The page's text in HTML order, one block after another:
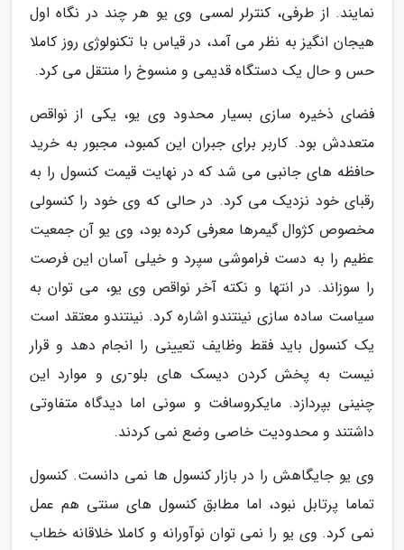
نمایند. از طرفی، کنترلر لمسی وی یو هر چند در نگاه اول
هیجان انگیز به نظر می آمد، در قیاس با تکنولوژی روز کاملا
حس و حال یک دستگاه قدیمی و منسوخ را منتقل می کرد.
فضای ذخیره سازی بسیار محدود وی یو، یکی از نواقص
متعددش بود. کاربر برای جبران این کمبود، مجبور به خرید
حافظه های جانبی می شد که در نهایت قیمت کنسول را به
رقبای خود نزدیک می کرد. در حالی که وی خود را کنسولی
مخصوص کژوال گیمرها معرفی کرده بود، وی یو آن جمعیت
عظیم را به دست فراموشی سپرد و خیلی آسان این فرصت
را سوزاند. در انتها و نکته آخر نواقص وی یو، می توان به
سیاست ساده سازی نینتندو اشاره کرد. نینتندو معتقد است
یک کنسول باید فقط وظایف تعیینی را انجام دهد و قرار
نیست به پخش کردن دیسک های بلو-ری و موارد این
چنینی بپردازد. مایکروسافت و سونی اما دیدگاه متفاوتی
داشتند و محدودیت خاصی وضع نمی کردند.
وی یو جایگاهش را در بازار کنسول ها نمی دانست. کنسول
تماما پرتابل نبود، اما مطابق کنسول های سنتی هم عمل
نمی کرد. وی یو را نمی توان نوآورانه و کاملا خلاقانه خطاب